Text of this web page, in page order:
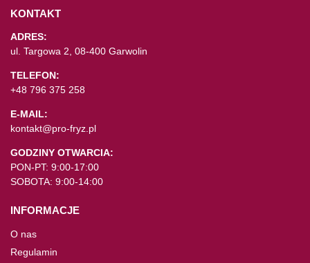
KONTAKT
ADRES:
ul. Targowa 2, 08-400 Garwolin
TELEFON:
+48 796 375 258
E-MAIL:
kontakt@pro-fryz.pl
GODZINY OTWARCIA:
PON-PT: 9:00-17:00
SOBOTA: 9:00-14:00
INFORMACJE
O nas
Regulamin